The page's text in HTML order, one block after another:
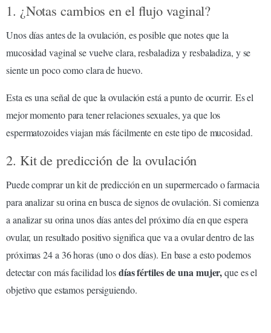
1. ¿Notas cambios en el flujo vaginal?
Unos días antes de la ovulación, es posible que notes que la
mucosidad vaginal se vuelve clara, resbaladiza y resbaladiza, y se
siente un poco como clara de huevo.
Esta es una señal de que la ovulación está a punto de ocurrir. Es el
mejor momento para tener relaciones sexuales, ya que los
espermatozoides viajan más fácilmente en este tipo de mucosidad.
2. Kit de predicción de la ovulación
Puede comprar un kit de predicción en un supermercado o farmacia
para analizar su orina en busca de signos de ovulación. Si comienza
a analizar su orina unos días antes del próximo día en que espera
ovular, un resultado positivo significa que va a ovular dentro de las
próximas 24 a 36 horas (uno o dos días). En base a esto podemos
detectar con más facilidad losdías fértiles de una mujer,que es el
objetivo que estamos persiguiendo.